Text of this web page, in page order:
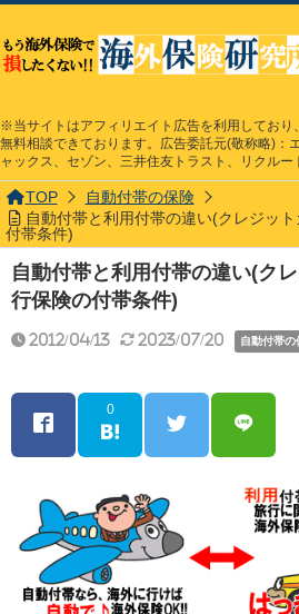
※当サイトはアフィリエイト広告を利用しており
無料相談できております。広告委託元(敬称略)：
ャックス、セゾン、三井住友トラスト、リクルー
TOP
自動付帯の保険
自動付帯と利用付帯の違い(クレジッ
付帯条件)
自動付帯と利用付帯の違い(ク
行保険の付帯条件)
2012/04/13 2023/07/20 自動付帯の
0